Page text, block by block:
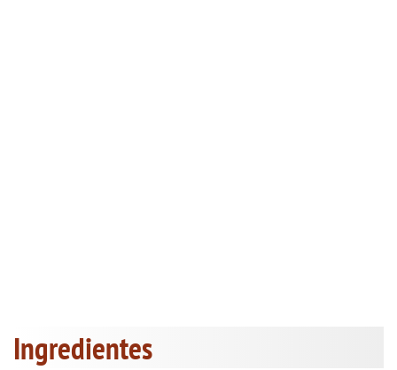
Ingredientes